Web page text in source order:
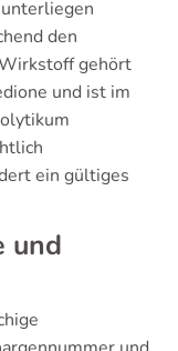
den
gehört
und ist im
ein gültiges
und